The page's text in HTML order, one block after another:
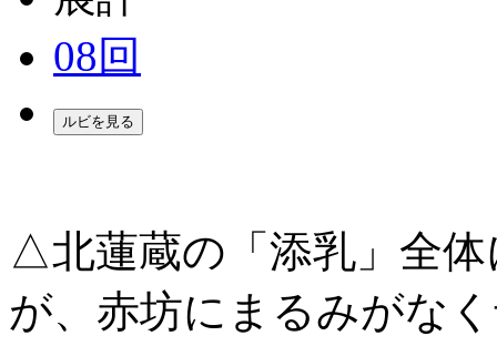
08回
△北蓮蔵の「添乳」全
が、赤坊にまるみがな